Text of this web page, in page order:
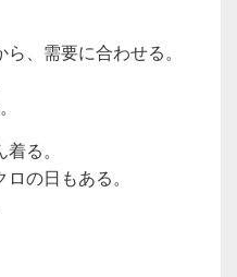
、需要に合わせる。
る。
の日もある。